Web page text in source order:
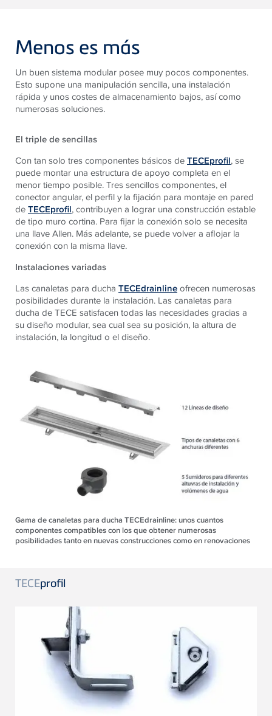
Menos es más
Un buen sistema modular posee muy pocos componentes.
Esto supone una manipulación sencilla, una instalación
rápida y unos costes de almacenamiento bajos, así como
numerosas soluciones.
El triple de sencillas
Con tan solo tres componentes básicos deTECEprofil, se
puede montar una estructura de apoyo completa en el
menor tiempo posible. Tres sencillos componentes, el
conector angular, el perfil y la fijación para montaje en pared
deTECEprofil, contribuyen a lograr una construcción estable
de tipo muro cortina. Para fijar la conexión solo se necesita
una llave Allen. Más adelante, se puede volver a aflojar la
conexión con la misma llave.
Instalaciones variadas
Las canaletas para ducha TECEdrainlineofrecen numerosas
posibilidades durante la instalación. Las canaletas para
ducha de TECE satisfacen todas las necesidades gracias a
su diseño modular, sea cual sea su posición, la altura de
instalación, la longitud o el diseño.
Gama de canaletas para ducha TECEdrainline: unos cuantos
componentes compatibles con los que obtener numerosas
posibilidades tanto en nuevas construcciones como en renovaciones
TECEprofil